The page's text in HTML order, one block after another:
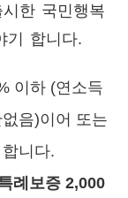
한 국민행복
기 합니다.
이하 (연소득
음)이어 또는
니다.
례보증 2,000